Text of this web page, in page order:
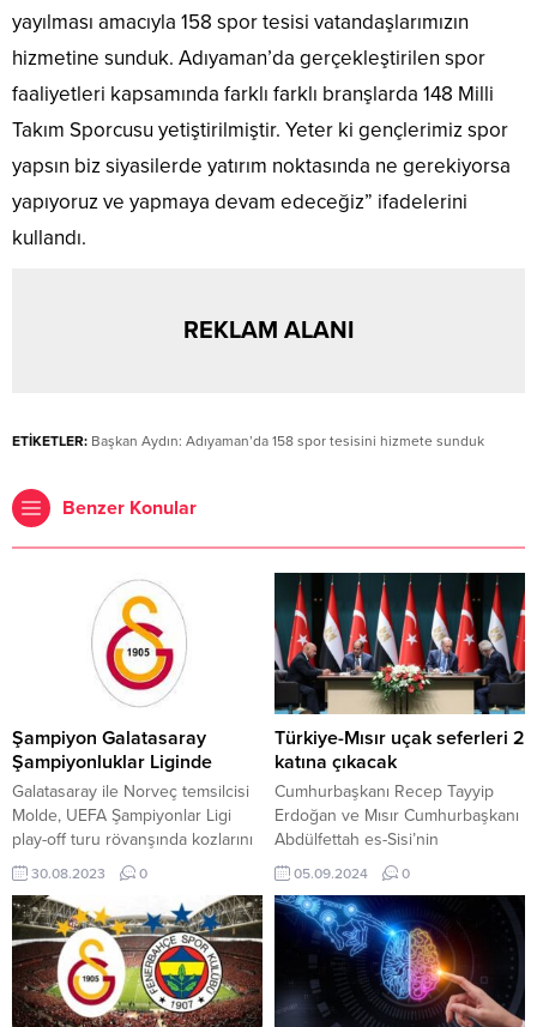
yayılması amacıyla 158 spor tesisi vatandaşlarımızın
hizmetine sunduk. Adıyaman’da gerçekleştirilen spor
faaliyetleri kapsamında farklı farklı branşlarda 148 Milli
Takım Sporcusu yetiştirilmiştir. Yeter ki gençlerimiz spor
yapsın biz siyasilerde yatırım noktasında ne gerekiyorsa
yapıyoruz ve yapmaya devam edeceğiz” ifadelerini
kullandı.
REKLAM ALANI
ETİKETLER: Başkan Aydın: Adıyaman’da 158 spor tesisini hizmete sunduk
Benzer Konular
Şampiyon Galatasaray
Şampiyonluklar Liginde
Galatasaray ile Norveç temsilcisi
Molde, UEFA Şampiyonlar Ligi
play-off turu rövanşında kozlarını
paylaştı. 90 dakikası büyük bir
mücadeleye ve heyecana sahne
olan karşılaşmada kazanan taraf
5-3 Galatasaray oldu.
30.08.2023 0
Türkiye-Mısır uçak seferleri 2
katına çıkacak
Cumhurbaşkanı Recep Tayyip
Erdoğan ve Mısır Cumhurbaşkanı
Abdülfettah es-Sisi’nin
eşbaşkanlığında
Cumhurbaşkanlığı Külliyesi’nde
gerçekleştirilen Yüksek Düzeyli
Stratejik İş Birliği Konseyi
kapsamında birçok iş birliğine
imza atıldı. Ulaştırma ve Altyapı
Bakanı Abdulkadir Uraloğlu ve
05.09.2024 0